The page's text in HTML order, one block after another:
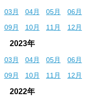
03月 04月 05月
06月
09月 10月 11月 12月
2023年
03月 04月 05月
06月
09月 10月 11月 12月
2022年